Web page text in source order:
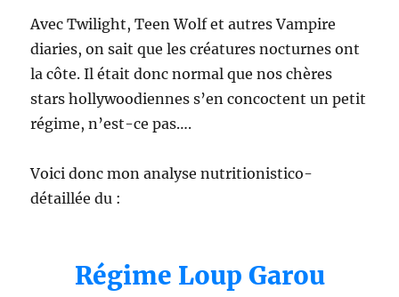
Avec Twilight, Teen Wolf et autres Vampire
diaries, on sait que les créatures nocturnes ont
la côte. Il était donc normal que nos chères
stars hollywoodiennes s’en concoctent un petit
régime, n’est-ce pas….
Voici donc mon analyse nutritionistico-
détaillée du :
Régime Loup Garou